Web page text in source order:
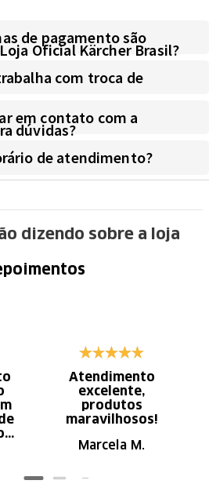
de pagamento são
Oficial Kärcher Brasil?
com troca de
em contato com a
dúvidas?
de atendimento?
dizendo sobre a loja
Atendimento
excelente,
produtos
maravilhosos!
Marcela M.